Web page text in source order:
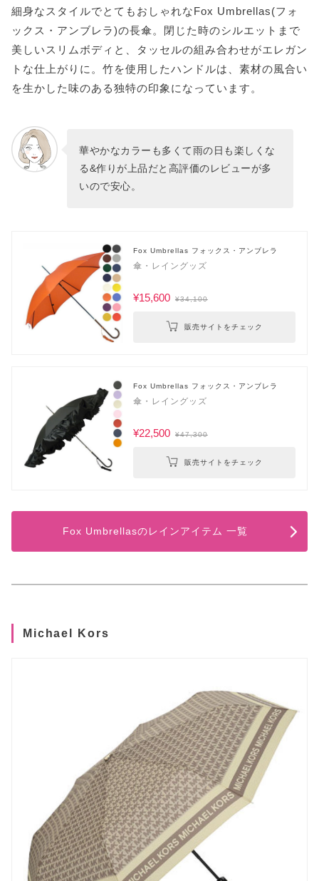
細身なスタイルでとてもおしゃれなFox Umbrellas(フォ
ックス・アンブレラ)の長傘。閉じた時のシルエットまで
美しいスリムボディと、タッセルの組み合わせがエレガン
トな仕上がりに。竹を使用したハンドルは、素材の風合い
を生かした味のある独特の印象になっています。
華やかなカラーも多くて雨の日も楽しくな
る&作りが上品だと高評価のレビューが多
いので安心。
Fox Umbrellas フォックス・アンブレラ
傘・レイングッズ
¥15,600 ¥34,100
販売サイトをチェック
Fox Umbrellas フォックス・アンブレラ
傘・レイングッズ
¥22,500 ¥47,300
販売サイトをチェック
Fox Umbrellasのレインアイテム 一覧
Michael Kors